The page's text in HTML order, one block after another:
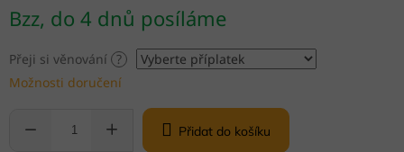
cena:
Bzz, do 4 dnů posíláme
Přeji si věnování ?
Možnosti doručení
Přidat do košíku